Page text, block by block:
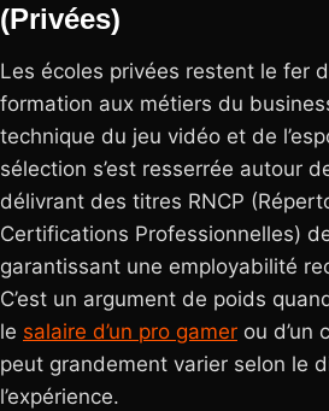
(Privées)
Les écoles privées restent le fer
formation aux métiers du
technique du jeu vidéo et de
sélection s’est resserrée autour
délivrant des titres RNCP
Certifications Professionnelles)
garantissant une employabilité
C’est un argument de poids
le salaire d’un pro gamer ou d’un
peut grandement varier selon le
l’expérience.